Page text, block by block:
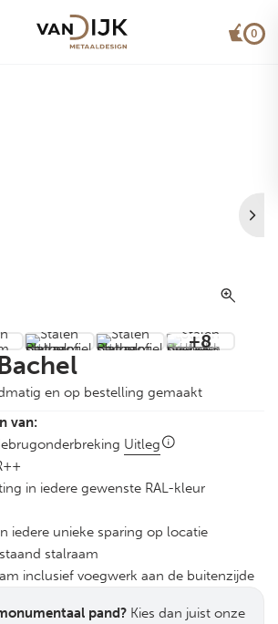
0
+8
en op bestelling gemaakt
van:
Uitleg
in iedere gewenste RAL-kleur
iedere unieke sparing op locatie
stalraam
inclusief voegwerk aan de buitenzijde
pand? Kies dan juist onze